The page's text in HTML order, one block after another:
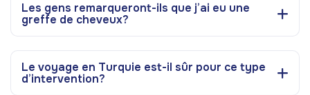
Les gens remarqueront-ils que j’ai eu une
greffe de cheveux?
Le voyage en Turquie est-il sûr pour ce type
d’intervention?